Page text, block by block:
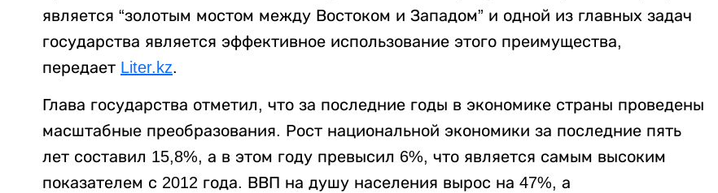
является “золотым мостом между Востоком и Западом” и одной из главных задач
государства является эффективное использование этого преимущества,
передает Liter.kz.
Глава государства отметил, что за последние годы в экономике страны проведены
масштабные преобразования. Рост национальной экономики за последние пять
лет составил 15,8%, а в этом году превысил 6%, что является самым высоким
показателем с 2012 года. ВВП на душу населения вырос на 47%, а